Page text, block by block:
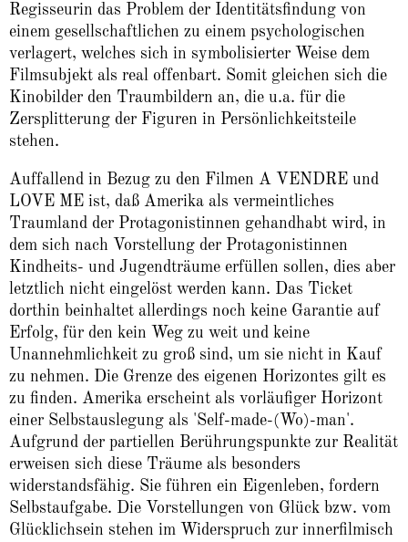
Regisseurin das Problem der Identitätsfindung von
einem gesellschaftlichen zu einem psychologischen
verlagert, welches sich in symbolisierter Weise dem
Filmsubjekt als real offenbart. Somit gleichen sich die
Kinobilder den Traumbildern an, die u.a. für die
Zersplitterung der Figuren in Persönlichkeitsteile
stehen.
Auffallend in Bezug zu den Filmen A VENDRE und
LOVE ME ist, daß Amerika als vermeintliches
Traumland der Protagonistinnen gehandhabt wird, in
dem sich nach Vorstellung der Protagonistinnen
Kindheits- und Jugendträume erfüllen sollen, dies aber
letztlich nicht eingelöst werden kann. Das Ticket
dorthin beinhaltet allerdings noch keine Garantie auf
Erfolg, für den kein Weg zu weit und keine
Unannehmlichkeit zu groß sind, um sie nicht in Kauf
zu nehmen. Die Grenze des eigenen Horizontes gilt es
zu finden. Amerika erscheint als vorläufiger Horizont
einer Selbstauslegung als 'Self-made-(Wo)-man'.
Aufgrund der partiellen Berührungspunkte zur Realität
erweisen sich diese Träume als besonders
widerstandsfähig. Sie führen ein Eigenleben, fordern
Selbstaufgabe. Die Vorstellungen von Glück bzw. vom
Glücklichsein stehen im Widerspruch zur innerfilmisch